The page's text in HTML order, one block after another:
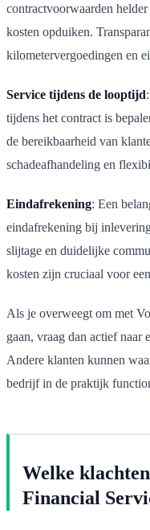
contractvoorwaarden
kosten opduiken.
kilometervergoedingen en
Service tijdens de looptijd
tijdens het contract is
de bereikbaarheid van
schadeafhandeling en
Eindafrekening: Een
eindafrekening bij
slijtage en duidelijke
kosten zijn cruciaal voor
Als je overweegt om met
gaan, vraag dan actief
Andere klanten kunnen
bedrijf in de praktijk
Welke
Financial